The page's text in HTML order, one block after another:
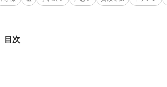
目次